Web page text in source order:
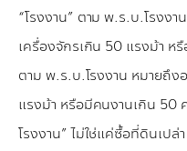
“โรงงาน” ตาม พ.ร.บ.โรงงา
เครื่องจักรเกิน 50 แรงม้า ห
ตาม พ.ร.บ.โรงงาน หมายถึง
แรงม้า หรือมีคนงานเกิน 50
โรงงาน” ไม่ใช่แค่ซื้อที่ดินเปล่